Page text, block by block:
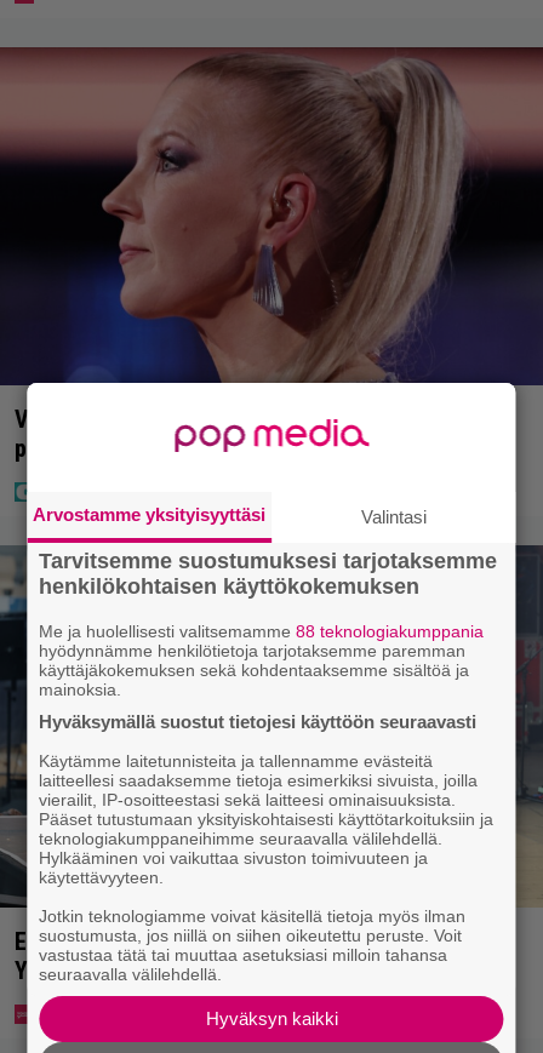
Vappu Pimiä sai huonoa palvelua ravintolassa –
pettyi siellä kahteen asiaan
Eppu Normaalin viimeinen konsertti esitetään
Ylellä
Arvostamme yksityisyyttäsi Valintasi
Tarvitsemme suostumuksesi tarjotaksemme
henkilökohtaisen käyttökokemuksen
Me ja huolellisesti valitsemamme88 teknologiakumppania
hyödynnämme henkilötietoja tarjotaksemme paremman
käyttäjäkokemuksen sekä kohdentaaksemme sisältöä ja
mainoksia.
Hyväksymällä suostut tietojesi käyttöön seuraavasti
Käytämme laitetunnisteita ja tallennamme evästeitä
laitteellesi saadaksemme tietoja esimerkiksi sivuista, joilla
vierailit, IP-osoitteestasi sekä laitteesi ominaisuuksista.
Pääset tutustumaan yksityiskohtaisesti käyttötarkoituksiin ja
teknologiakumppaneihimme seuraavalla välilehdellä.
Hylkääminen voi vaikuttaa sivuston toimivuuteen ja
käytettävyyteen.
Jotkin teknologiamme voivat käsitellä tietoja myös ilman
suostumusta, jos niillä on siihen oikeutettu peruste. Voit
vastustaa tätä tai muuttaa asetuksiasi milloin tahansa
seuraavalla välilehdellä.
Hyväksyn kaikki